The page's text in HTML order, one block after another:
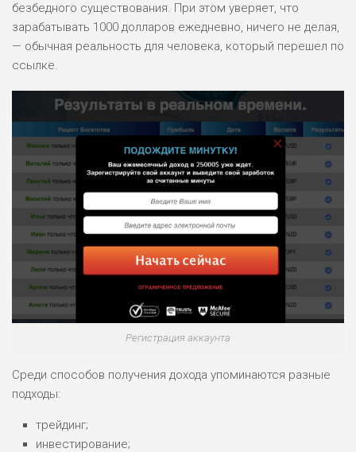
безбедного существования. При этом уверяет, что
зарабатывать 1000 долларов ежедневно, ничего не делая,
— обычная реальность для человека, который перешел по
ссылке.
Регистрация аккаунта
Среди способов получения дохода упоминаются разные
подходы:
трейдинг;
инвестирование;